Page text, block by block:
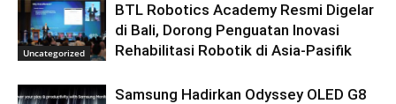
Uncategorized
BTL Robotics Academy Resmi Digelar
di Bali, Dorong Penguatan Inovasi
Rehabilitasi Robotik di Asia-Pasifik
Samsung Hadirkan Odyssey OLED G8